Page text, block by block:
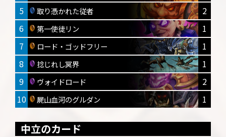
5
取り憑かれた従者
2
6
第一使徒リン
1
7
ロード・ゴッドフリー
1
8
捻じれし冥界
1
9
ヴォイドロード
2
10
屍山血河のグルダン 1
中立のカード